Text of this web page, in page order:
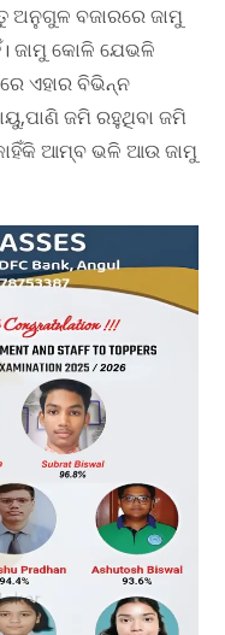
ଅନୁଗୁଳ ବଜାରରେ ଜାମୁ
ଜାମୁ କୋଳି ଯେଭଳି
ଏହାର ବିଭିନ୍ନ
ଜମି ରହୁଥିବା ଜମି
ଆମ୍ବ ଭଳି ଆଉ ଜାମୁ